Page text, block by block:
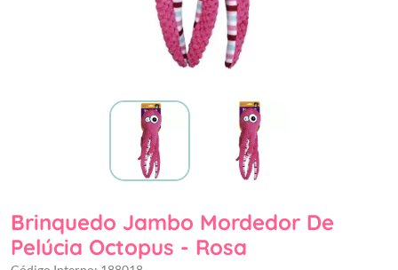
Brinquedo Jambo Mordedor De
Pelúcia Octopus - Rosa